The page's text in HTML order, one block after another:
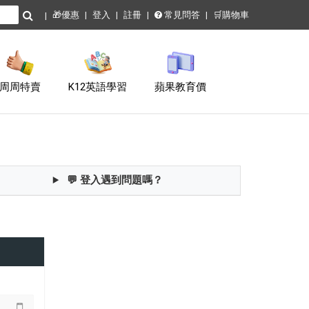
🎁優惠 登入 註冊 常見問答 🛒購物車
周周特賣 K12英語學習 蘋果教育價
💬 登入遇到問題嗎？